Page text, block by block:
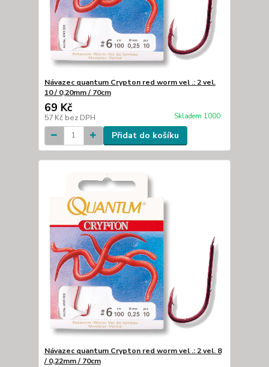
Návazec quantum Crypton red worm vel .: 2 vel.
10 / 0,20mm / 70cm
69 Kč
57 Kč bez DPH Skladem 1000
Přidat do košíku
Návazec quantum Crypton red worm vel .: 2 vel. 8
/ 0,22mm / 70cm